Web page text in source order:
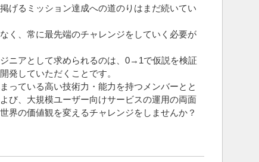
げるミッション達成への道のりはまだ続いてい
く、常に最先端のチャレンジをしていく必要が
ニアとして求められるのは、0→1で仮説を検証
発していただくことです。
っている高い技術力・能力を持つメンバーとと
び、大規模ユーザー向けサービスの運用の両面
界の価値観を変えるチャレンジをしませんか？